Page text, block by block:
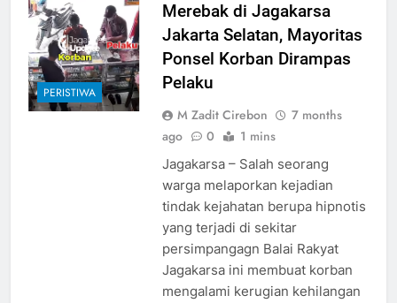
PERISTIWA
Merebak di Jagakarsa
Jakarta Selatan, Mayoritas
Ponsel Korban Dirampas
Pelaku
M Zadit Cirebon
7 months
ago
0 1 mins
Jagakarsa – Salah seorang
warga melaporkan kejadian
tindak kejahatan berupa hipnotis
yang terjadi di sekitar
persimpangagn Balai Rakyat
Jagakarsa ini membuat korban
mengalami kerugian kehilangan